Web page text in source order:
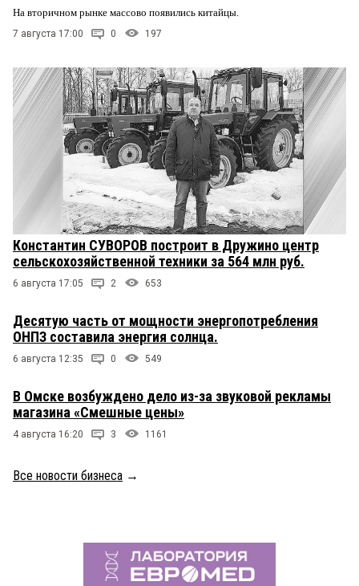
невозможно в настоящий момент
На вторичном рынке массово появились китайцы.
7 августа 17:00 0 197
Константин СУВОРОВ построит в Дружино центр
сельскохозяйственной техники за 564 млн руб.
6 августа 17:05 2 653
Десятую часть от мощности энергопотребления
ОНПЗ составила энергия солнца.
6 августа 12:35 0 549
В Омске возбуждено дело из-за звуковой рекламы
магазина «Смешные цены»
4 августа 16:20 3 1161
Все новости бизнеса →